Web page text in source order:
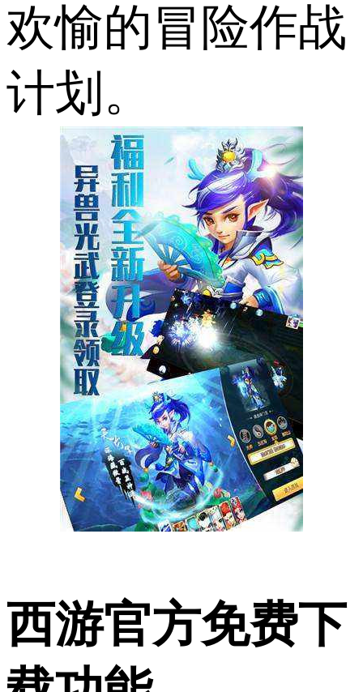
欢愉的冒险作战
计划。
西游官方免费下